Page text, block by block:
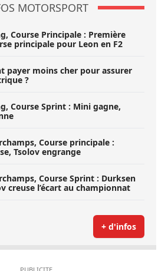
MOTORSPORT
Course Principale : Première
principale pour Leon en F2
payer moins cher pour assurer
?
Course Sprint : Mini gagne,
Course principale :
Tsolov engrange
Course Sprint : Durksen
creuse l’écart au championnat
+ d'infos